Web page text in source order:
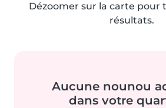
Dézoomer sur la carte pour
résultats.
Aucune nounou
dans votre